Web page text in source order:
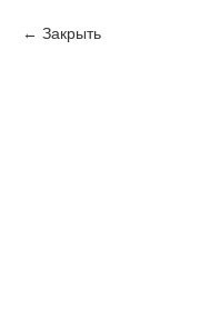
Закрыть